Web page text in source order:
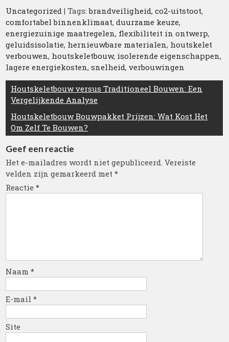
Uncategorized | Tags:brandveiligheid,co2-uitstoot,
comfortabel binnenklimaat,duurzame keuze,
energiezuinige maatregelen, flexibiliteit in ontwerp,
geluidsisolatie, hernieuwbare materialen, houtskelet
verbouwen, houtskeletbouw, isolerende eigenschappen,
lagere energiekosten,snelheid,verbouwingen
Berichtnavigatie
Houtskeletbouw versus Traditioneel Bouwen: Een
Vergelijkende Analyse
Houtskeletbouw Bouwpakket Prijzen: Wat Kost Het
Om Zelf Te Bouwen?
Geef een reactie
Het e-mailadres wordt niet gepubliceerd. Vereiste
velden zijn gemarkeerd met*
Reactie*
Naam*
E-mail*
Site